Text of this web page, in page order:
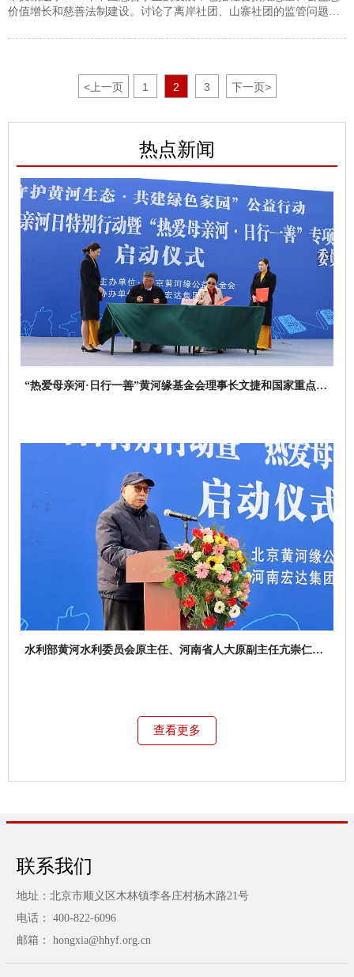
价值增长和慈善法制建设。讨论了离岸社团、山寨社团的监管问题及
的发展。最后探讨了妇女反贫困挑战，包括资金短缺和人才断链现
<上一页 1 2 3 下一页>
热点新闻
“热爱母亲河·日行一善”黄河缘基金会理事长文捷和国家重点研
水利部黄河水利委员会原主任、河南省人大原副主任亢崇仁先
查看更多
联系我们
地址：北京市顺义区木林镇李各庄村杨木路21号
电话： 400-822-6096
邮箱： hongxia@hhyf.org.cn